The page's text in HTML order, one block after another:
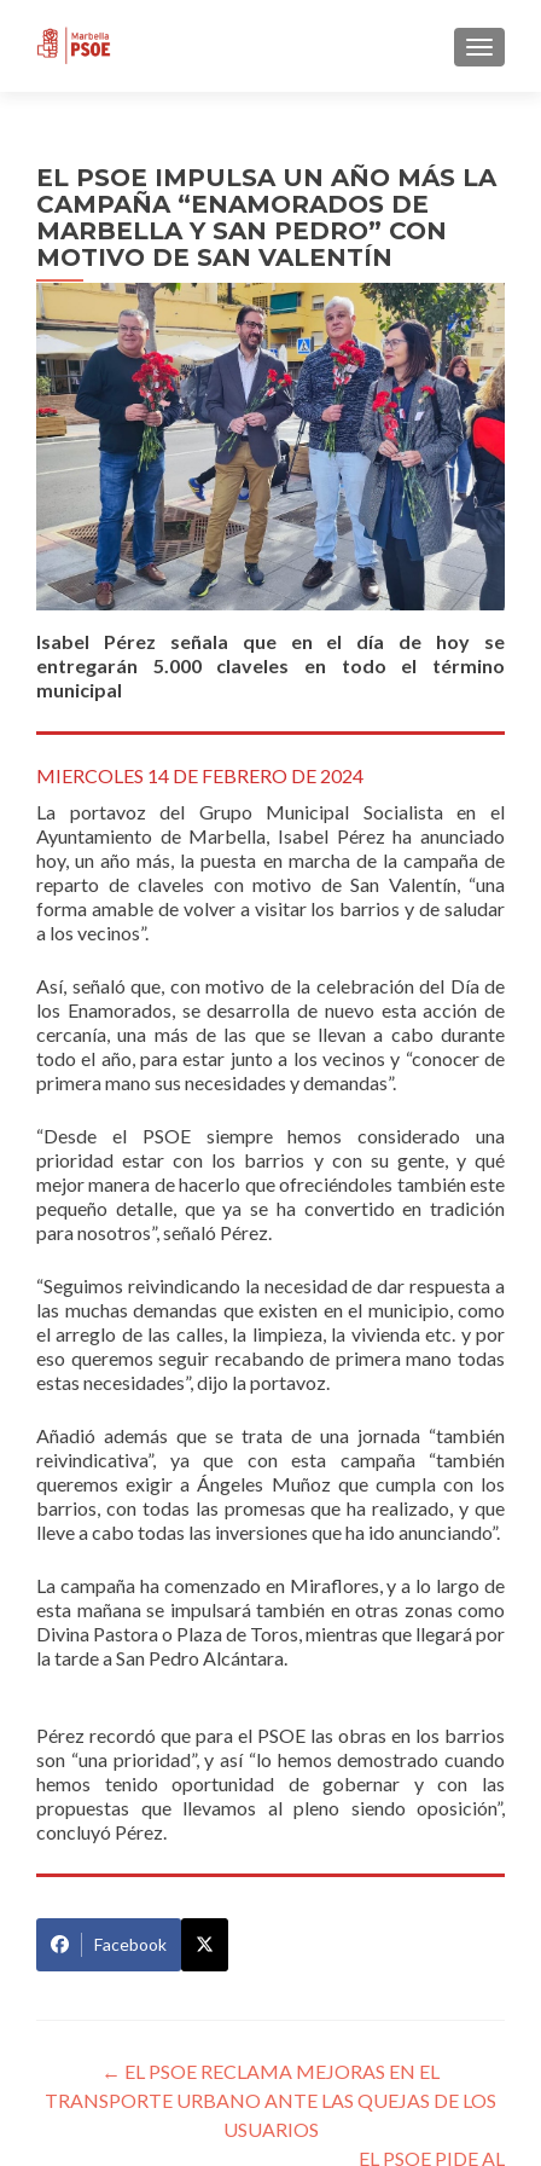
EL PSOE IMPULSA UN AÑO MÁS LA
CAMPAÑA “ENAMORADOS DE
MARBELLA Y SAN PEDRO” CON
MOTIVO DE SAN VALENTÍN
Isabel Pérez señala que en el día de hoy se
entregarán 5.000 claveles en todo el término
municipal
MIERCOLES 14 DE FEBRERO DE 2024
La portavoz del Grupo Municipal Socialista en el
Ayuntamiento de Marbella, Isabel Pérez ha anunciado
hoy, un año más, la puesta en marcha de la campaña de
reparto de claveles con motivo de San Valentín, “una
forma amable de volver a visitar los barrios y de saludar
a los vecinos”.
Así, señaló que, con motivo de la celebración del Día de
los Enamorados, se desarrolla de nuevo esta acción de
cercanía, una más de las que se llevan a cabo durante
todo el año, para estar junto a los vecinos y “conocer de
primera mano sus necesidades y demandas”.
“Desde el PSOE siempre hemos considerado una
prioridad estar con los barrios y con su gente, y qué
mejor manera de hacerlo que ofreciéndoles también este
pequeño detalle, que ya se ha convertido en tradición
para nosotros”, señaló Pérez.
“Seguimos reivindicando la necesidad de dar respuesta a
las muchas demandas que existen en el municipio, como
el arreglo de las calles, la limpieza, la vivienda etc. y por
eso queremos seguir recabando de primera mano todas
estas necesidades”, dijo la portavoz.
Añadió además que se trata de una jornada “también
reivindicativa”, ya que con esta campaña “también
queremos exigir a Ángeles Muñoz que cumpla con los
barrios, con todas las promesas que ha realizado, y que
lleve a cabo todas las inversiones que ha ido anunciando”.
La campaña ha comenzado en Miraflores, y a lo largo de
esta mañana se impulsará también en otras zonas como
Divina Pastora o Plaza de Toros, mientras que llegará por
la tarde a San Pedro Alcántara.
Pérez recordó que para el PSOE las obras en los barrios
son “una prioridad”, y así “lo hemos demostrado cuando
hemos tenido oportunidad de gobernar y con las
propuestas que llevamos al pleno siendo oposición”,
concluyó Pérez.
Facebook
Navegación
de
← EL PSOE RECLAMA MEJORAS EN EL
TRANSPORTE URBANO ANTE LAS QUEJAS DE LOS
USUARIOS
EL PSOE PIDE AL